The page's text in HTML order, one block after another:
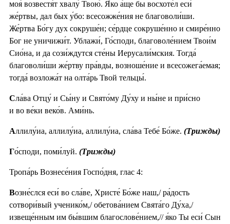
моя́ возвестя́т хвалу́ Твою́. Я́ко а́ще бы восхоте́л еси́
же́ртвы, дал бых у́бо: всесожже́ния не благоволи́ши.
Же́ртва Бо́гу дух сокруше́н; се́рдце сокруше́нно и смире́нно
Бог не уничижи́т. Ублажи́, Го́споди, благоволе́нием Твои́м
Сио́на, и да сози́ждутся сте́ны Иерусали́мския. Тогда́
благоволи́ши же́ртву пра́вды, возноше́ние и всесожега́емая;
тогда́ возложа́т на олта́рь Твой тельцы́.
Сла́ва Отцу́ и Сы́ну и Свято́му Ду́ху и ны́не и при́сно
и во ве́ки веко́в. Ами́нь.
Аллилу́иа, аллилу́иа, аллилу́иа, сла́ва Тебе́ Бо́же. (Трижды)
Го́споди, поми́луй. (Трижды)
Тропа́рь Вознесе́ния Госпо́дня, глас 4:
Возне́слся еси́ во сла́ве, Христе́ Бо́же наш,/ ра́дость
сотвори́вый ученико́м,/ обетова́нием Свята́го Ду́ха,/
извеще́нным им бы́вшим благослове́нием,// я́ко Ты еси́ Сын